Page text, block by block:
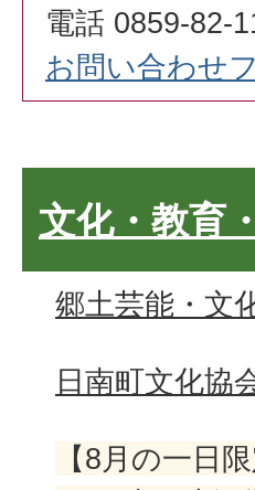
電話 0859-82-
お問い合わせ
文化・教育
郷土芸能・文
日南町文化協
【8月の一日